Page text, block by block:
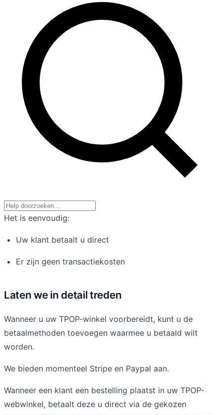
Het is eenvoudig:
Uw klant betaalt u direct
Er zijn geen transactiekosten
Laten we in detail treden
Wanneer u uw TPOP-winkel voorbereidt, kunt u de
betaalmethoden toevoegen waarmee u betaald wilt
worden.
We bieden momenteel Stripe en Paypal aan.
Wanneer een klant een bestelling plaatst in uw TPOP-
webwinkel, betaalt deze u direct via de gekozen